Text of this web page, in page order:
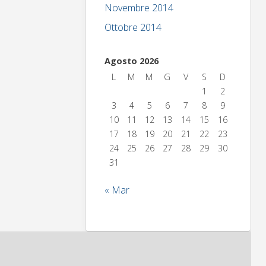
Novembre 2014
Ottobre 2014
Agosto 2026
L
M M G V S
D
1
2
3
4 5 6 7 8
9
10
11 12 13 14 15
16
17
18 19 20 21 22
23
24
25 26 27 28 29
30
31
« Mar